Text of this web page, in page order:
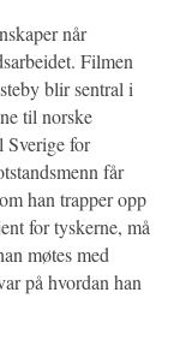
når
Filmen
blir sentral i
til norske
Sverige for
får
han trapper opp
for tyskerne, må
møtes med
på hvordan han